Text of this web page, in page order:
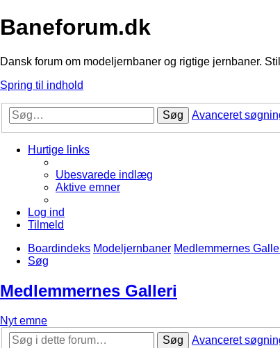
Baneforum.dk
Dansk forum om modeljernbaner og rigtige jernbaner.
Spring til indhold
Søg Avanceret
Hurtige links
Ubesvarede indlæg
Aktive emner
Log ind
Tilmeld
Boardindeks Modeljernbaner Medlemmernes
Søg
Medlemmernes Galleri
Nyt emne
Søg
Avanceret